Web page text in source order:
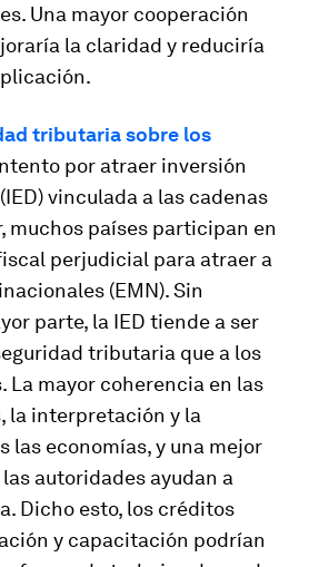
Una mayor cooperación
la claridad y reduciría
tributaria sobre los
por atraer inversión
vinculada a las cadenas
muchos países participan en
perjudicial para atraer a
(EMN). Sin
parte, la IED tiende a ser
tributaria que a los
La mayor coherencia en las
la interpretación y la
las economías, y una mejor
autoridades ayudan a
Dicho esto, los créditos
y capacitación podrían